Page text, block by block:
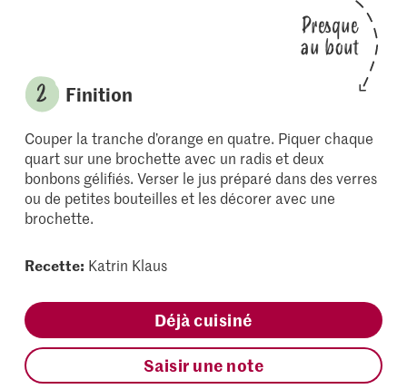
Presque
au bout
Finition
Couper la tranche d’orange en quatre. Piquer chaque
quart sur une brochette avec un radis et deux
bonbons gélifiés. Verser le jus préparé dans des verres
ou de petites bouteilles et les décorer avec une
brochette.
Recette: Katrin Klaus
Déjà cuisiné
Saisir une note